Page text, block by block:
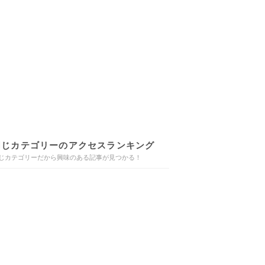
カテゴリーのアクセスランキング
カテゴリーだから興味のある記事が見つかる！